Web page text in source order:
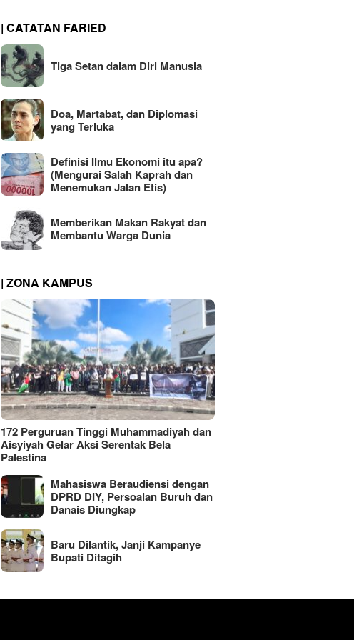
| CATATAN FARIED
Tiga Setan dalam Diri Manusia
Doa, Martabat, dan Diplomasi
yang Terluka
Definisi Ilmu Ekonomi itu apa?
(Mengurai Salah Kaprah dan
Menemukan Jalan Etis)
Memberikan Makan Rakyat dan
Membantu Warga Dunia
| ZONA KAMPUS
172 Perguruan Tinggi Muhammadiyah dan
Aisyiyah Gelar Aksi Serentak Bela
Palestina
Mahasiswa Beraudiensi dengan
DPRD DIY, Persoalan Buruh dan
Danais Diungkap
Baru Dilantik, Janji Kampanye
Bupati Ditagih